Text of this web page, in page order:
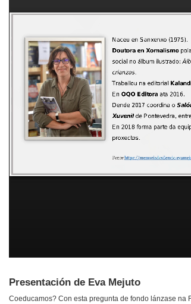
Presentación de Eva Mejuto
Coeducamos? Con esta pregunta de fondo lánzase